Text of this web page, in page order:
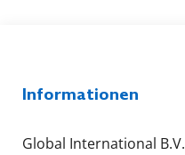
Informationen
Global International B.V.